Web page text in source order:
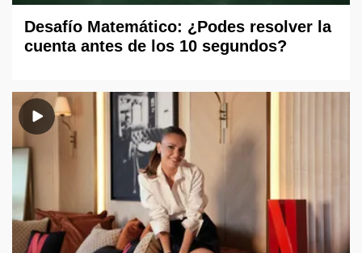
Desafío Matemático: ¿Podes resolver la
cuenta antes de los 10 segundos?